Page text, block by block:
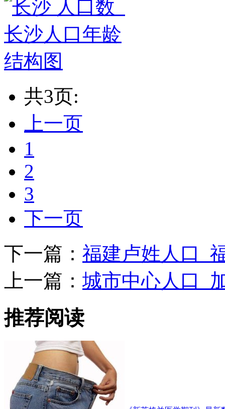
共3页:
上一页
1
2
3
下一页
下一篇： 福建卢姓人口_
上一篇： 城市中心人口_
推荐阅读